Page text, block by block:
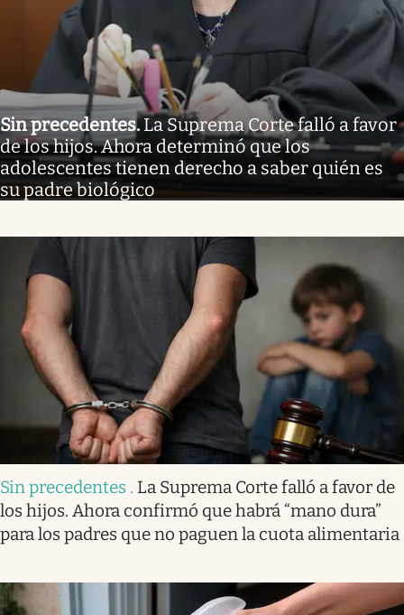
Sin precedentes.La Suprema Corte falló a favor
de los hijos. Ahora determinó que los
adolescentes tienen derecho a saber quién es
su padre biológico
Sin precedentes . La Suprema Corte falló a favor de
los hijos. Ahora confirmó que habrá “mano dura”
para los padres que no paguen la cuota alimentaria